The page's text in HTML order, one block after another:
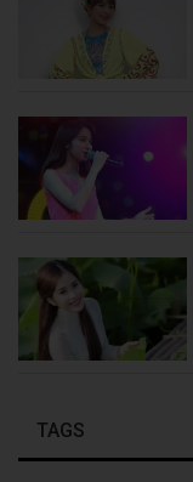
TAGS